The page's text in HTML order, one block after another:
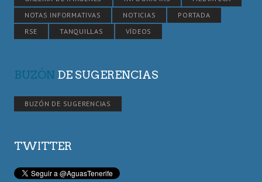
NOTAS INFORMATIVAS
NOTICIAS
PORTADA
RSE
TANQUILLAS VÍDEOS
BUZÓN DE SUGERENCIAS
BUZÓN DE SUGERENCIAS
TWITTER